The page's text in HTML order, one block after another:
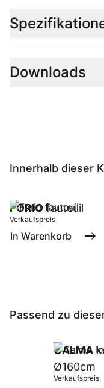
Downloads
Innerhalb dieser
FORIOfauteuil
Verkaufspreis
In Warenkorb
Passend zu
CALMA
Ø160cm
Verkaufspreis